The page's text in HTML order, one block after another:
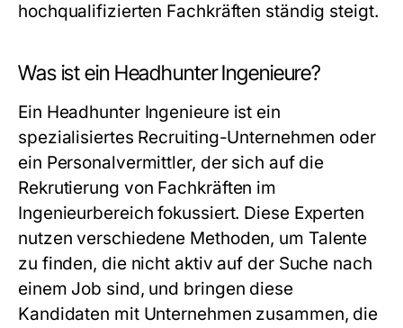
hochqualifizierten Fachkräften ständig steigt.
Was ist ein Headhunter Ingenieure?
Ein Headhunter Ingenieure ist ein
spezialisiertes Recruiting-Unternehmen oder
ein Personalvermittler, der sich auf die
Rekrutierung von Fachkräften im
Ingenieurbereich fokussiert. Diese Experten
nutzen verschiedene Methoden, um Talente
zu finden, die nicht aktiv auf der Suche nach
einem Job sind, und bringen diese
Kandidaten mit Unternehmen zusammen, die